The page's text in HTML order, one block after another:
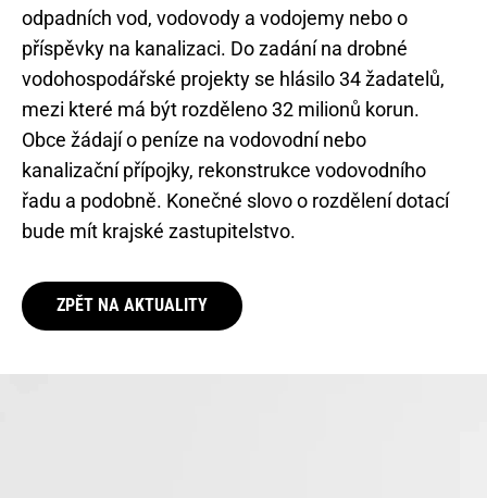
odpadních vod, vodovody a vodojemy nebo o
příspěvky na kanalizaci. Do zadání na drobné
vodohospodářské projekty se hlásilo 34 žadatelů,
mezi které má být rozděleno 32 milionů korun.
Obce žádají o peníze na vodovodní nebo
kanalizační přípojky, rekonstrukce vodovodního
řadu a podobně. Konečné slovo o rozdělení dotací
bude mít krajské zastupitelstvo.
ZPĚT NA AKTUALITY